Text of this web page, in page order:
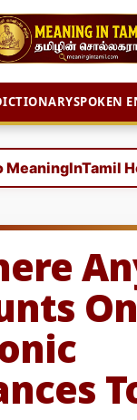
SPOKEN
MeaningInTamil
On